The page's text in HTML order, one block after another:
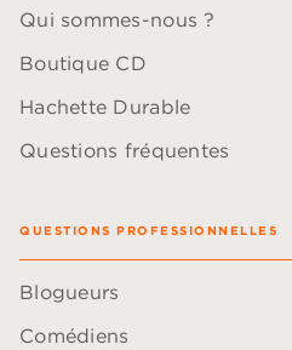
Qui sommes-nous ?
Boutique CD
Hachette Durable
Questions fréquentes
QUESTIONS PROFESSIONNELLES
Blogueurs
Comédiens